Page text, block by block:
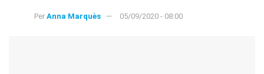
Per Anna Marquès 05/09/2020 - 08:00